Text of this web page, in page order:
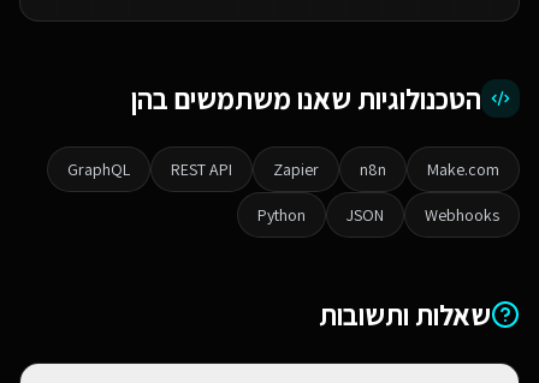
הטכנולוגיות שאנו משתמשים בהן
Make.com
n8n
Zapier
REST API
GraphQL
Webhooks
JSON
Python
שאלות ותשובות